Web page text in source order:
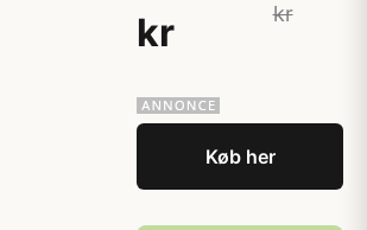
kr
kr
Køb her